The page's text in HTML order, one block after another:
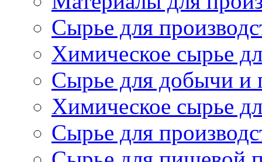
Сырье для
Химическое сырье
Сырье для добычи и
Химическое сырье
Сырье для